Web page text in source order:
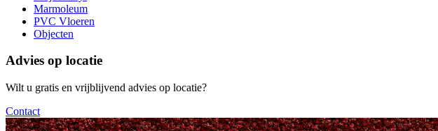
Marmoleum
PVC Vloeren
Objecten
Advies op locatie
Wilt u gratis en vrijblijvend advies op locatie?
Contact